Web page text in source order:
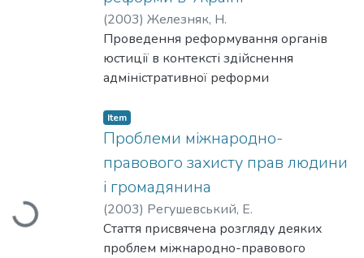
регулювання національної економіки в
умовах економічного зростання.
(2003) Железняк, Н.
Проведення реформування органів
юстиції в контексті здійснення
адміністративної реформи
державної правової політики, а як
наслідок-формуванню досконалої
правової системи, що зумовить
утвердження правової держави і
громадянського суспільства в Україні,
принципу верховенства права та захист
прав людини і громадянина.
Loading...
Item
Проблеми міжнародно-
правового захисту прав людини
і громадянина
(2003) Регушевський, Е.
Стаття присвячена розгляду деяких
проблем міжнародно-правового